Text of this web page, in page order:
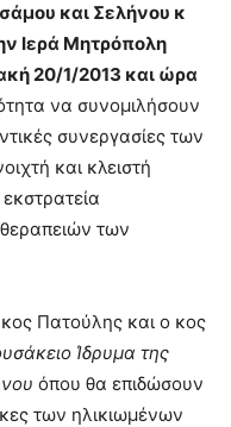
και Σελήνου κ
Ιερά Μητρόπολη
20/1/2013 και ώρα
να συνομιλήσουν
συνεργασίες των
και κλειστή
των
Πατούλης και ο κος
Ίδρυμα της
όπου θα επιδώσουν
των ηλικιωμένων